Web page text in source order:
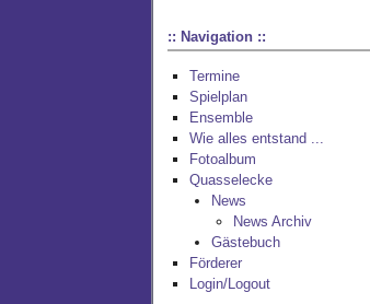
:: Navigation ::
Termine
Spielplan
Ensemble
Wie alles entstand ...
Fotoalbum
Quasselecke
News
News Archiv
Gästebuch
Förderer
Login/Logout